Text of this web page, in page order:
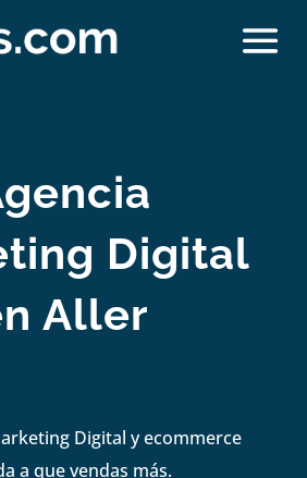
Digital
Aller
Digital y ecommerce
a que vendas más.